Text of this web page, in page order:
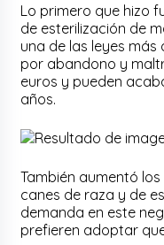
Lo primero que hizo
de esterilización de
una de las leyes más
por abandono y
euros y pueden
años.
También aumentó
canes de raza y de
demanda en este
prefieren adoptar